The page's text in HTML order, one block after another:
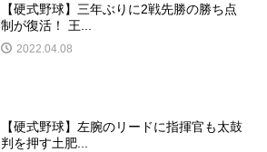
【硬式野球】三年ぶりに2戦先勝の勝ち点
制が復活！ 王...
2022.04.08
【硬式野球】左腕のリードに指揮官も太鼓
判を押す土肥...